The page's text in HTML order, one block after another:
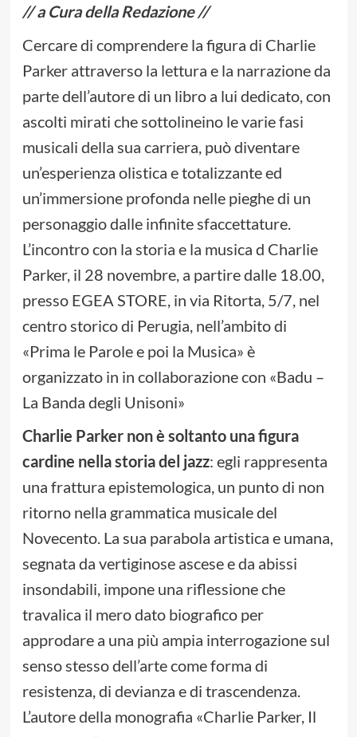
// a Cura della Redazione //
Cercare di comprendere la figura di Charlie
Parker attraverso la lettura e la narrazione da
parte dell’autore di un libro a lui dedicato, con
ascolti mirati che sottolineino le varie fasi
musicali della sua carriera, può diventare
un’esperienza olistica e totalizzante ed
un’immersione profonda nelle pieghe di un
personaggio dalle infinite sfaccettature.
L’incontro con la storia e la musica d Charlie
Parker, il 28 novembre, a partire dalle 18.00,
presso EGEA STORE, in via Ritorta, 5/7, nel
centro storico di Perugia, nell’ambito di
«Prima le Parole e poi la Musica» è
organizzato in in collaborazione con «Badu –
La Banda degli Unisoni»
Charlie Parker non è soltanto una figura
cardine nella storia del jazz: egli rappresenta
una frattura epistemologica, un punto di non
ritorno nella grammatica musicale del
Novecento. La sua parabola artistica e umana,
segnata da vertiginose ascese e da abissi
insondabili, impone una riflessione che
travalica il mero dato biografico per
approdare a una più ampia interrogazione sul
senso stesso dell’arte come forma di
resistenza, di devianza e di trascendenza.
L’autore della monografia «Charlie Parker, Il